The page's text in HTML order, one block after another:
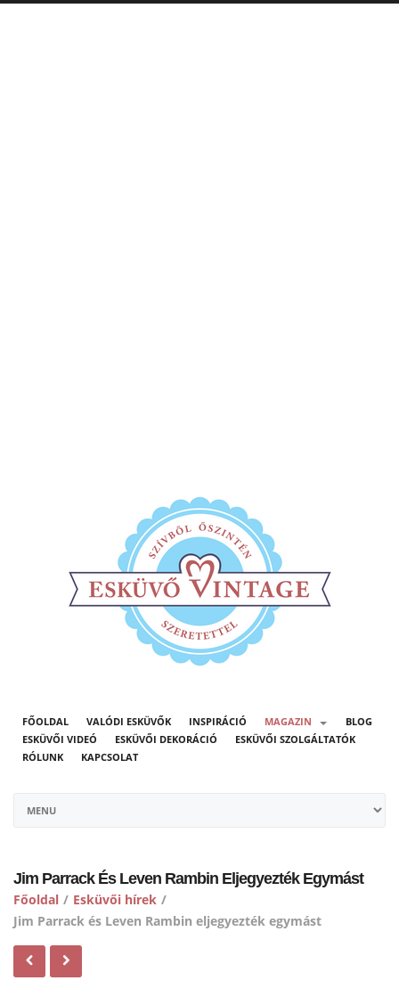
FŐOLDAL VALÓDI ESKÜVŐK INSPIRÁCIÓ MAGAZIN
BLOG
ESKÜVŐI VIDEÓ
ESKÜVŐI DEKORÁCIÓ
ESKÜVŐI SZOLGÁLTATÓK
RÓLUNK
KAPCSOLAT
Jim Parrack És Leven Rambin Eljegyezték Egymást
Főoldal / Esküvői hírek /
Jim Parrack és Leven Rambin eljegyezték egymást